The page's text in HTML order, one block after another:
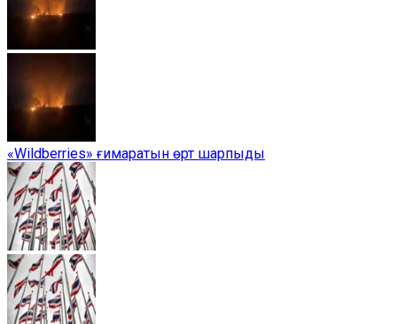
«Wildberries» ғимаратын өрт шарпыды